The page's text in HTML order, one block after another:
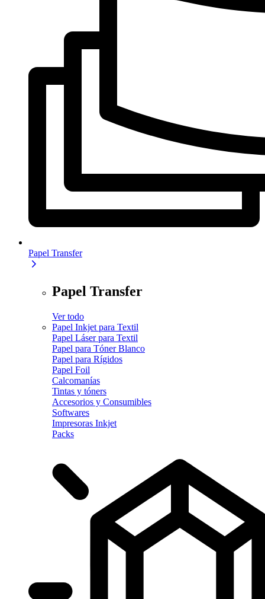
Papel Transfer
Papel Transfer
Ver todo
Papel Inkjet para Textil
Papel Láser para Textil
Papel para Tóner Blanco
Papel para Rígidos
Papel Foil
Calcomanías
Tintas y tóners
Accesorios y Consumibles
Softwares
Impresoras Inkjet
Packs